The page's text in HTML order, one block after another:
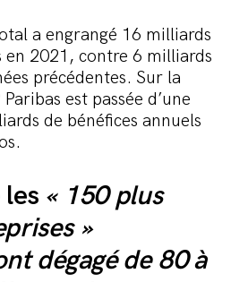
a engrangé 16 milliards
en 2021, contre 6 milliards
précédentes. Sur la
est passée d’une
de bénéfices annuels
« 150 plus
»
dégagé de 80 à